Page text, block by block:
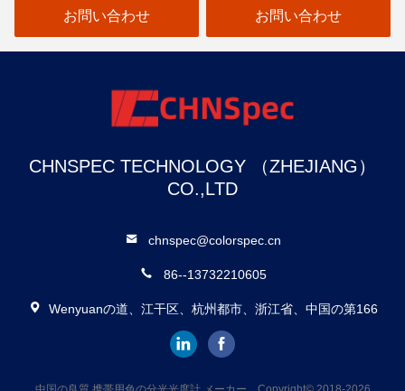
お問い合わせ
射 カメラお問い合わせ
CHNSPEC TECHNOLOGY （ZHEJIANG）
CO.,LTD
chnspec@colorspec.cn
86--13732210605
Wenyuanの道、江干区、杭州都市、浙江省、中国の第166